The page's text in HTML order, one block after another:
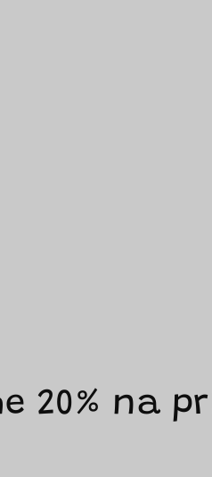
20% na